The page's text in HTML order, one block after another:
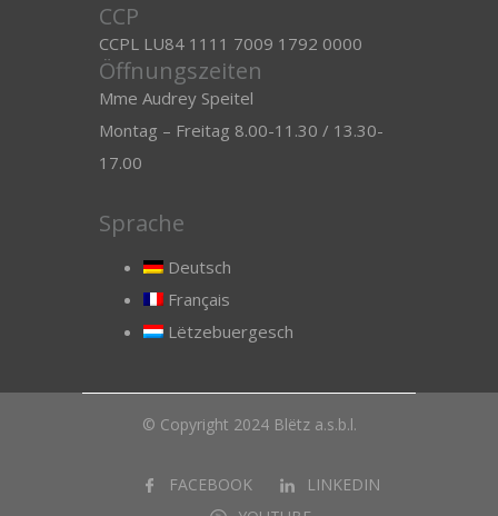
CCP
CCPL LU84 1111 7009 1792 0000
Öffnungszeiten
Mme Audrey Speitel
Montag – Freitag 8.00-11.30 / 13.30-
17.00
Sprache
Deutsch
Français
Lëtzebuergesch
© Copyright 2024 Blëtz a.s.b.l.
FACEBOOK
LINKEDIN